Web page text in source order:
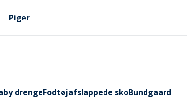
Piger
drengeFodtøjafslappede skoBundgaard